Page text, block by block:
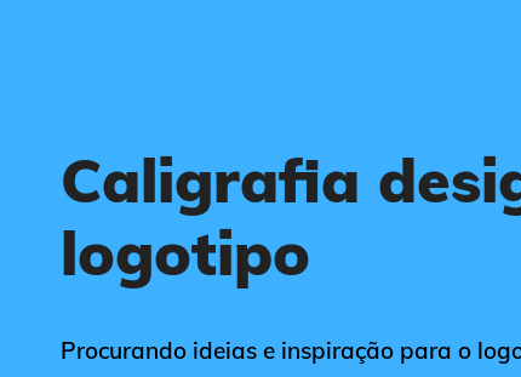
Caligrafia
logotipo
Procurando ideias e inspiração para o